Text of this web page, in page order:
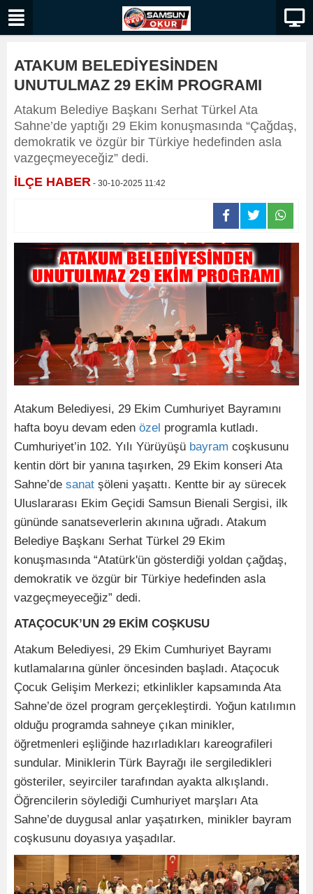
ATAKUM BELEDİYESİNDEN
UNUTULMAZ 29 EKİM PROGRAMI
Atakum Belediye Başkanı Serhat Türkel Ata
Sahne’de yaptığı 29 Ekim konuşmasında “Çağdaş,
demokratik ve özgür bir Türkiye hedefinden asla
vazgeçmeyeceğiz” dedi.
İLÇE HABER - 30-10-2025 11:42
Atakum Belediyesi, 29 Ekim Cumhuriyet Bayramını
hafta boyu devam eden özel programla kutladı.
Cumhuriyet’in 102. Yılı Yürüyüşü bayram coşkusunu
kentin dört bir yanına taşırken, 29 Ekim konseri Ata
Sahne’de sanat şöleni yaşattı. Kentte bir ay sürecek
Uluslararası Ekim Geçidi Samsun Bienali Sergisi, ilk
gününde sanatseverlerin akınına uğradı. Atakum
Belediye Başkanı Serhat Türkel 29 Ekim
konuşmasında “Atatürk'ün gösterdiği yoldan çağdaş,
demokratik ve özgür bir Türkiye hedefinden asla
vazgeçmeyeceğiz” dedi.
ATAÇOCUK’UN 29 EKİM COŞKUSU
Atakum Belediyesi, 29 Ekim Cumhuriyet Bayramı
kutlamalarına günler öncesinden başladı. Ataçocuk
Çocuk Gelişim Merkezi; etkinlikler kapsamında Ata
Sahne’de özel program gerçekleştirdi. Yoğun katılımın
olduğu programda sahneye çıkan minikler,
öğretmenleri eşliğinde hazırladıkları kareografileri
sundular. Miniklerin Türk Bayrağı ile sergiledikleri
gösteriler, seyirciler tarafından ayakta alkışlandı.
Öğrencilerin söylediği Cumhuriyet marşları Ata
Sahne’de duygusal anlar yaşatırken, minikler bayram
coşkusunu doyasıya yaşadılar.